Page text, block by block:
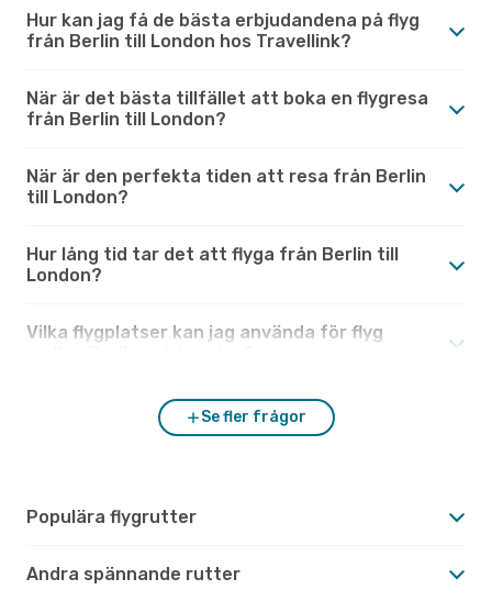
Hur kan jag få de bästa erbjudandena på flyg
från Berlin till London hos Travellink?
När är det bästa tillfället att boka en flygresa
från Berlin till London?
När är den perfekta tiden att resa från Berlin
till London?
Hur lång tid tar det att flyga från Berlin till
London?
Vilka flygplatser kan jag använda för flyg
Se fler frågor
Populära flygrutter
Andra spännande rutter